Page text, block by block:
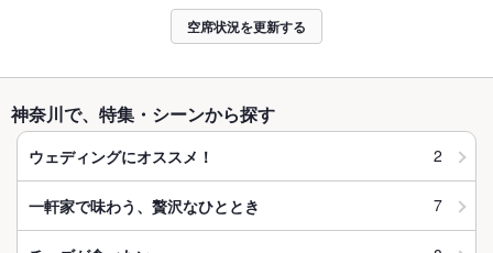
空席状況を更新する
神奈川で、特集・シーンから探す
ウェディングにオススメ！ 2
一軒家で味わう、贅沢なひととき 7